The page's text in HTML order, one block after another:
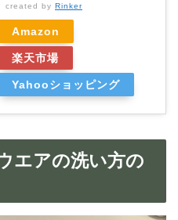
created by Rinker
Amazon
楽天市場
Yahooショッピング
エアの洗い方の